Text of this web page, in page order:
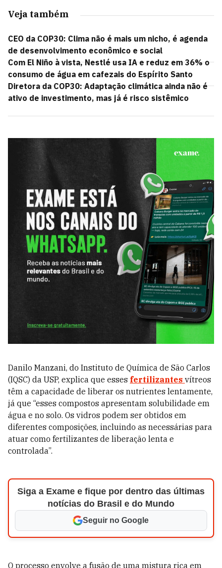
Veja também
CEO da COP30: Clima não é mais um nicho, é agenda
de desenvolvimento econômico e social
Com El Niño à vista, Nestlé usa IA e reduz em 36% o
consumo de água em cafezais do Espírito Santo
Diretora da COP30: Adaptação climática ainda não é
ativo de investimento, mas já é risco sistêmico
Danilo Manzani, do Instituto de Química de São Carlos
(IQSC) da USP, explica que esses fertilizantes vítreos
têm a capacidade de liberar os nutrientes lentamente,
já que “esses compostos apresentam solubilidade em
água e no solo. Os vidros podem ser obtidos em
diferentes composições, incluindo as necessárias para
atuar como fertilizantes de liberação lenta e
controlada”.
Siga a Exame e fique por dentro das últimas
notícias do Brasil e do Mundo
Seguir no Google
O processo envolve a fusão de uma mistura rica em